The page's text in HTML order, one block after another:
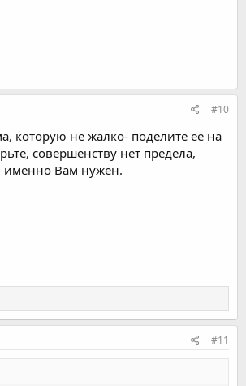
#10
которую не жалко- поделите её на
совершенству нет предела,
именно Вам нужен.
#11